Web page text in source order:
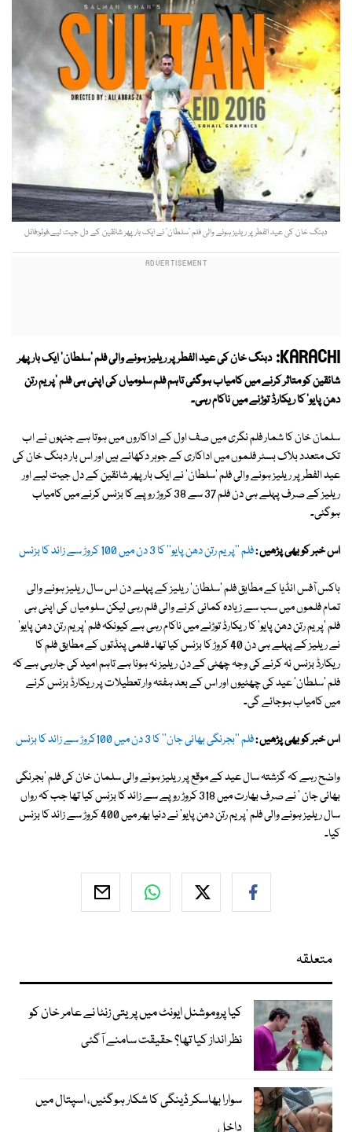
دبنگ خان کی عید الفطر پر ریلیز ہونے والی فلم ’سلطان‘ نے ایک بار پھر شائقین کے دل جیت لیے،فوٹو:فائل
KARACHI: دبنگ خان کی عید الفطر پر ریلیز ہونے والی فلم 'سلطان' ایک بار پھر
شائقین کو متاثر کرنے میں کامیاب ہوگئی تاہم فلم سلومیاں کی اپنی ہی فلم 'پریم رتن
دھن پایو' کا ریکارڈ توڑنے میں ناکام رہی۔
سلمان خان کا شمار فلم نگری میں صف اول کے اداکاروں میں ہوتا ہے جنہوں نے اب
تک متعدد بلاک بسٹر فلموں میں اداکاری کے جوہر دکھائے ہیں اور اس بار دبنگ خان کی
عید الفطر پر ریلیز ہونے والی فلم 'سلطان' نے ایک بار پھر شائقین کے دل جیت لیے اور
ریلیز کے صرف پہلے ہی دن فلم 37 سے 38 کروڑ روپے کا بزنس کرنے میں کامیاب
ہوگئی۔
اس خبر کو بھی پڑھیں :فلم ''پریم رتن دھن پایو'' کا 3 دن میں 100 کروڑ سے زائد کا بزنس
باکس آفس انڈیا کے مطابق فلم 'سلطان' ریلیز کے پہلے دن اس سال ریلیز ہونے والی
تمام فلموں میں سب سے زیادہ کمائی کرنے والی فلم رہی لیکن سلو میاں کی اپنی ہی
فلم 'پریم رتن دھن پایو' کا ریکارڈ توڑنے میں ناکام رہی ہے کیونکہ فلم 'پریم رتن دھن پایو'
نے ریلیز کے پہلے ہی دن 40 کروڑ کا بزنس کیا تھا۔ فلمی پنڈتوں کے مطابق فلم کا
ریکارڈ بزنس نہ کرنے کی وجہ چھٹی کے دن ریلیز نہ ہونا ہے تاہم امید کی جارہی ہے کہ
فلم 'سلطان' عید کی چھٹیوں اور اس کے بعد ہفتہ وار تعطیلات پر ریکارڈ بزنس کرنے
میں کامیاب ہوجائے گی۔
اس خبر کو بھی پڑھیں :فلم ''بجرنگی بھائی جان'' کا 3 دن میں 100کروڑ سے زائد کا بزنس
واضح رہے کہ گزشتہ سال عید کے موقع پر ریلیز ہونے والی سلمان خان کی فلم 'بجرنگی
بھائی جان ' نے صرف بھارت میں 318 کروڑ روپے سے زائد کا بزنس کیا تھا جب کہ رواں
سال ریلیز ہونے والی فلم 'پریم رتن دھن پایو' نے دنیا بھر میں 400 کروڑ سے زائد کا بزنس
کیا۔
متعلقہ
کیا پروموشنل ایونٹ میں پریتی زنٹا نے عامر خان کو
نظر انداز کیا تھا؟ حقیقت سامنے آگئی
سوارا بھاسکر ڈینگی کا شکار ہوگئیں، اسپتال میں
داخل